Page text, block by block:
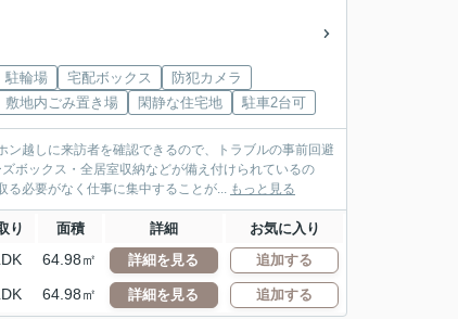
駐輪場 宅配ボックス
防犯カメラ
敷地内ごみ置き場
閑静な住宅地 駐車2台可
越しに来訪者を確認できるので、トラブルの事前回避
ボックス・全居室収納などが備え付けられているの
る必要がなく仕事に集中することが... もっと見る
り 面積 詳細 お気に入り
64.98㎡ 詳細を見る 追加する
64.98㎡ 詳細を見る 追加する